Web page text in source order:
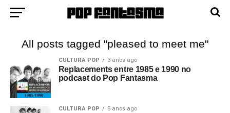
All posts tagged "pleased to meet me"
CULTURA POP 3 anos ago
Replacements entre 1985 e 1990 no
podcast do Pop Fantasma
CULTURA POP 5 anos ago